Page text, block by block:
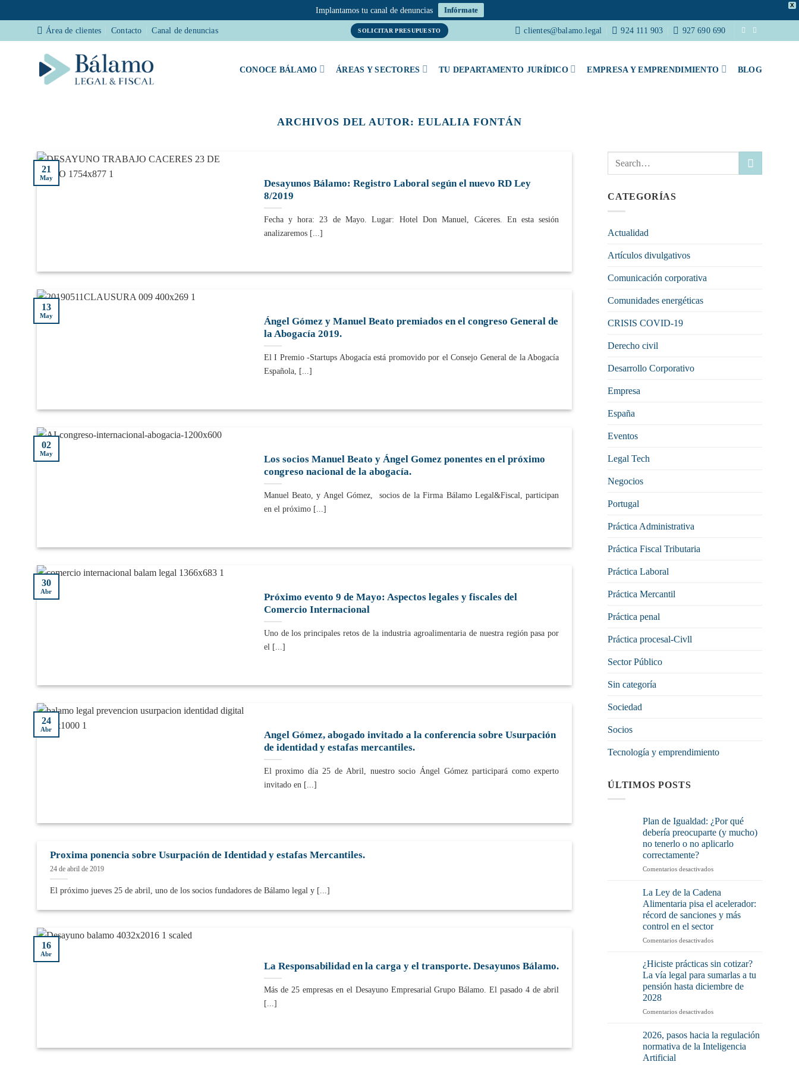
X
Implantamos tu canal de denuncias Infórmate
al
Área de clientes Contacto Canal de denuncias SOLICITAR PRESUPUESTO clientes@balamo.legal 924 111 903 927 690 690
CONOCE BÁLAMO ÁREAS Y SECTORES TU DEPARTAMENTO JURÍDICO EMPRESA Y EMPRENDIMIENTO BLOG
ARCHIVOS DEL AUTOR: EULALIA FONTÁN
Desayunos Bálamo: Registro Laboral según el nuevo RD Ley
8/2019
Fecha y hora: 23 de Mayo. Lugar: Hotel Don Manuel, Cáceres. En esta sesión
analizaremos [...]
21
May
Ángel Gómez y Manuel Beato premiados en el congreso General de
la Abogacía 2019.
El I Premio -Startups Abogacía está promovido por el Consejo General de la Abogacía
Española, [...]
13
May
Los socios Manuel Beato y Ángel Gomez ponentes en el próximo
congreso nacional de la abogacía.
Manuel Beato, y Angel Gómez, socios de la Firma Bálamo Legal&Fiscal, participan
en el próximo [...]
02
May
Próximo evento 9 de Mayo: Aspectos legales y fiscales del
Comercio Internacional
Uno de los principales retos de la industria agroalimentaria de nuestra región pasa por
el [...]
30
Abr
Angel Gómez, abogado invitado a la conferencia sobre Usurpación
de identidad y estafas mercantiles.
El proximo día 25 de Abril, nuestro socio Ángel Gómez participará como experto
invitado en [...]
24
Abr
Proxima ponencia sobre Usurpación de Identidad y estafas Mercantiles.
24 de abril de 2019
El próximo jueves 25 de abril, uno de los socios fundadores de Bálamo legal y [...]
La Responsabilidad en la carga y el transporte. Desayunos Bálamo.
Más de 25 empresas en el Desayuno Empresarial Grupo Bálamo. El pasado 4 de abril
[...]
16
Abr
CATEGORÍAS
Actualidad
Artículos divulgativos
Comunicación corporativa
Comunidades energéticas
CRISIS COVID-19
Derecho civil
Desarrollo Corporativo
Empresa
España
Eventos
Legal Tech
Negocios
Portugal
Práctica Administrativa
Práctica Fiscal Tributaria
Práctica Laboral
Práctica Mercantil
Práctica penal
Práctica procesal-Civll
Sector Público
Sin categoría
Sociedad
Socios
Tecnología y emprendimiento
ÚLTIMOS POSTS
Plan de Igualdad: ¿Por qué
debería preocuparte (y mucho)
no tenerlo o no aplicarlo
correctamente?
Comentarios desactivadosen
¿Por
qué
preocuparte
mucho)
tenerlo
o
aplicarlo
La Ley de la Cadena
Alimentaria pisa el acelerador:
récord de sanciones y más
control en el sector
Comentarios desactivadosen
Ley
la
Cadena
pisa
acelerador:
récord
de
¿Hiciste prácticas sin cotizar?
La vía legal para sumarlas a tu
pensión hasta diciembre de
2028
Comentarios desactivadosen
prácticas
cotizar?
2026, pasos hacia la regulación
normativa de la Inteligencia
Artificial